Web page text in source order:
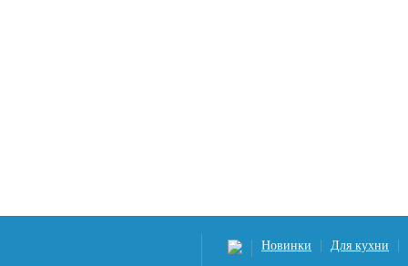
Новинки Для кухни